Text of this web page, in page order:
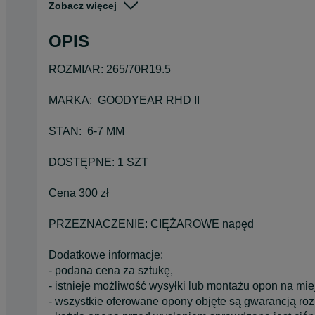
Szerokość
Zobacz więcej
OPIS
ROZMIAR: 265/70R19.5
MARKA: GOODYEAR RHD II
STAN: 6-7 MM
DOSTĘPNE: 1 SZT
Cena 300 zł
PRZEZNACZENIE: CIĘŻAROWE napęd
Dodatkowe informacje:
- podana cena za sztukę,
- istnieje możliwość wysyłki lub montażu opon na
- wszystkie oferowane opony objęte są gwarancją